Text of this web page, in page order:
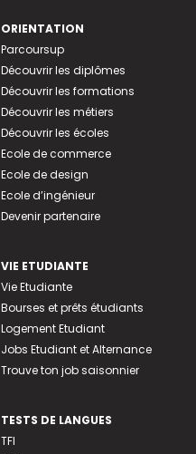
ORIENTATION
Parcoursup
Découvrir les diplômes
Découvrir les formations
Découvrir les métiers
Découvrir les écoles
Ecole de commerce
Ecole de design
Ecole d’ingénieur
Devenir partenaire
VIE ETUDIANTE
Vie Etudiante
Bourses et prêts étudiants
Logement Etudiant
Jobs Etudiant et Alternance
Trouve ton job saisonnier
TESTS DE LANGUES
TFI